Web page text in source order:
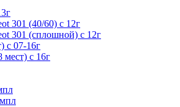
301 (40/60) с 12г
301 (сплошной) с 12г
с 07-16г
мест) с 16г